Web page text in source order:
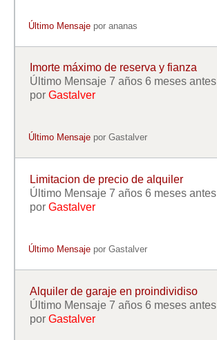
Último Mensaje porananas
Imorte máximo de reserva y fianza
Último Mensaje 7 años 6 meses antes
por Gastalver
Último Mensaje porGastalver
Limitacion de precio de alquiler
Último Mensaje 7 años 6 meses antes
por Gastalver
Último Mensaje porGastalver
Alquiler de garaje en proindividiso
Último Mensaje 7 años 6 meses antes
por Gastalver